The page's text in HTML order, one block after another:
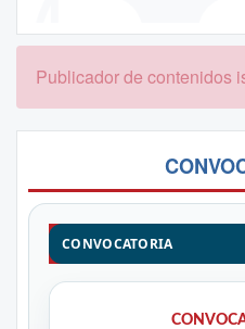
Publicador de contenidos
CONVOCATORIA